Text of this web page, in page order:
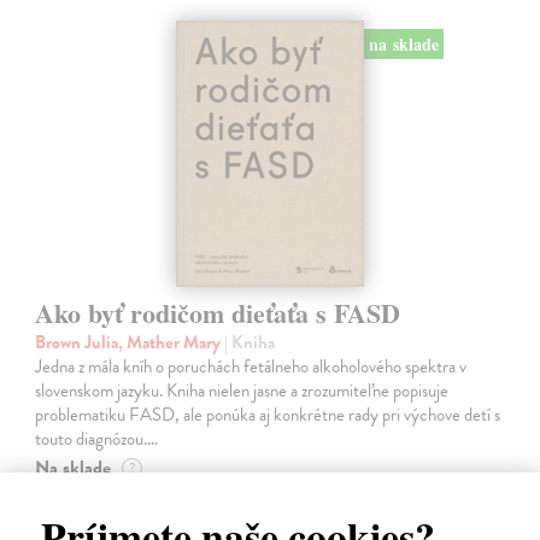
na sklade
Ako byť rodičom dieťaťa s FASD
Brown Julia, Mather Mary| Kniha
Jedna z mála kníh o poruchách fetálneho alkoholového spektra v
slovenskom jazyku. Kniha nielen jasne a zrozumiteľne popisuje
problematiku FASD, ale ponúka aj konkrétne rady pri výchove detí s
touto diagnózou.…
Na sklade ?
10,00 €